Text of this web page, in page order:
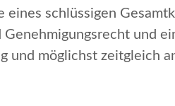
schlüssigen
und
und möglichst zeitgleich